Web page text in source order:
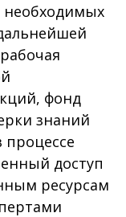
необходимых
фонд
знаний
процессе
доступ
ресурсам